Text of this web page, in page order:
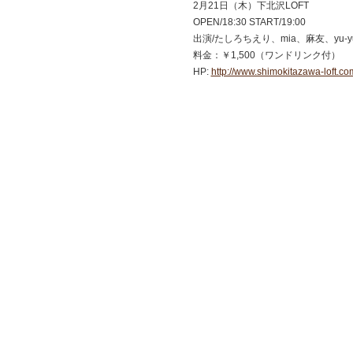
2月21日（木）下北沢LOFT
OPEN/18:30 START/19:00
出演/たしろちえり、mia、麻友、yu-
料金：￥1,500（ワンドリンク付）
HP: http://www.shimokitazawa-